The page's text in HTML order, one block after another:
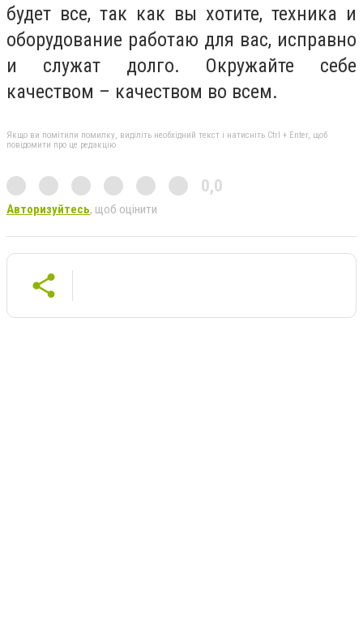
будет все, так как вы хотите, техника и
оборудование работаю для вас, исправно
и служат долго. Окружайте себе
качеством – качеством во всем.
Якщо ви помітили помилку, виділіть необхідний текст і натисніть Ctrl + Enter, щоб
повідомити про це редакцію
0,0
Авторизуйтесь, щоб оцінити